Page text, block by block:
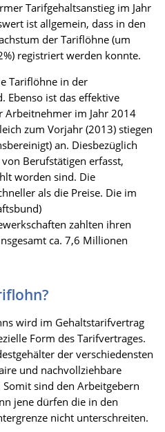
Tarifgehaltsanstieg im Jahr
ist allgemein, dass in den
der Tariflöhne (um
registriert werden konnte.
Tariflöhne in der
Ebenso ist das effektive
im Jahr 2014
zum Vorjahr (2013) stiegen
an. Diesbezüglich
Berufstätigen erfasst,
worden sind. Die
als die Preise. Die im
zahlten ihren
ca. 7,6 Millionen
wird im Gehaltstarifvertrag
Form des Tarifvertrages.
der verschiedensten
und nachvollziehbare
sind den Arbeitgebern
jene dürfen die in den
nicht unterschreiten.